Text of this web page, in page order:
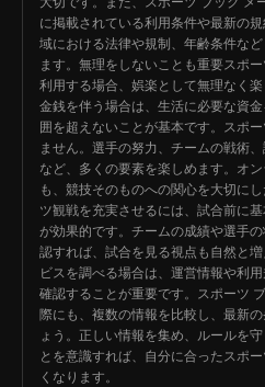
に掲載されている利用条件や最新の
域における法律や規制、年齢条件な
ます。無理をしないことも重要スポ
利用する場合、娯楽として無理なく
金銭を伴う場合は、生活に必要な資
囲を超えないことが基本です。スポ
ません。選手の努力、チームの戦術
など、多くの要素を楽しめます。オ
も、競技そのものへの関心を大切に
ツ観戦を充実させるには、試合前に
が効果的です。チームの成績や選手
認すれば、試合を見る視点も自然と
ビスを調べる場合は、運営情報や利
確認することが重要です。スポーツ
際にも、複数の情報を比較し、最新
ょう。正しい情報を集め、ルールを
とを意識すれば、自分に合ったスポ
くなります。